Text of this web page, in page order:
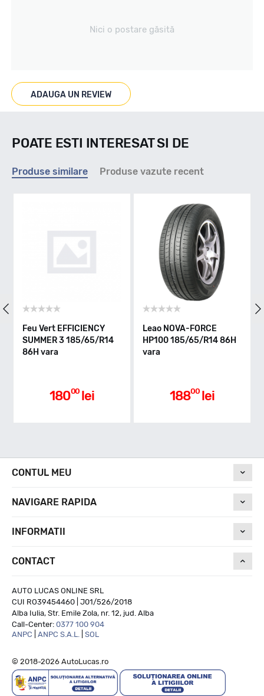
Marcaje
Indice viteza
B
Aderenta pe carosabil ud
Nivel de zgomot
69
Nici o postare găsită
ADAUGA UN REVIEW
POATE ESTI INTERESAT SI DE
Produse similare Produse vazute recent
Feu Vert EFFICIENCY
SUMMER 3 185/65/R14
86H vara
18000 lei
Leao NOVA-FORCE
HP100 185/65/R14 86H
vara
18800 lei
CONTUL MEU
NAVIGARE RAPIDA
INFORMATII
CONTACT
AUTO LUCAS ONLINE SRL
CUI RO39454460 | J01/526/2018
Alba Iulia, Str. Emile Zola, nr. 12, jud. Alba
Call-Center: 0377 100 904
ANPC
ANPC S.A.L. SOL
© 2018-2026 AutoLucas.ro